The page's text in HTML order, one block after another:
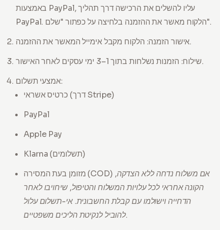
באמצעות PayPal, עליו להשלים את הרכישה דרך תהליך
PayPal. הלקוח מאשר את ההזמנה בלחיצה על כפתור "שלם".
אישור הזמנה: הלקוח מקבל אימייל המאשר את ההזמנה.
שילוח: הזמנות נשלחות בתוך 1–3 ימי עסקים לאחר האישור.
אמצעי תשלום:
כרטיס אשראי (דרך Stripe)
PayPal
Apple Pay
Klarna (תשלומים)
מזומן בעת המסירה (COD) אם משלוח נדחה ללא הצדקה,
הקונה אחראי לכל עלויות המשלוח והטיפול, שיחויבו לאחר
הדחייה וישולמו עם קבלת החשבונית. אי-תשלום עלול
להוביל לנקיטת הליכים משפטיים.